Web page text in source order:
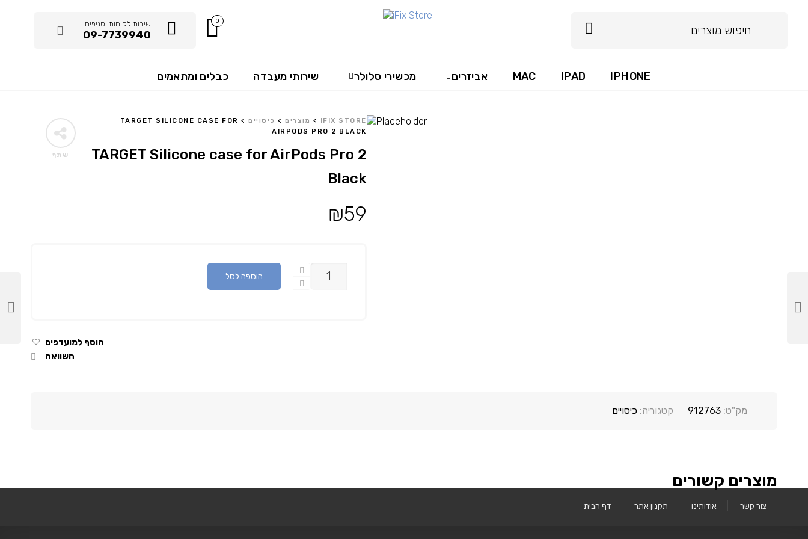
שירות לקוחות וסניפים
09-7739940
0
IPHONE
IPAD
MAC אביזרים מכשירי סלולר שירותי מעבדה כבלים ומתאמים
שתף
IFIX STORE
> מוצרים> כיסויים>
TARGET SILICONE CASE FOR
AIRPODS PRO 2 BLACK
TARGET Silicone case for AirPods Pro 2
Black
₪59
כמות
הוספה לסל
הוסף למועדפים
השוואה
מק"ט: 912763 קטגוריה: כיסויים
מוצרים קשורים
דף הבית תקנון אתר אודותינו צור קשר